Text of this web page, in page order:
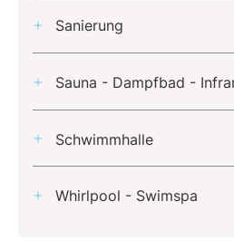
Sanierung
Sauna - Dampfbad -
Schwimmhalle
Whirlpool - Swimspa